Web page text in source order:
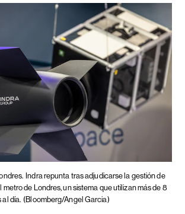
Indra repunta tras adjudicarse la gestión de
de Londres, un sistema que utilizan más de 8
al día. (Bloomberg/Angel Garcia)